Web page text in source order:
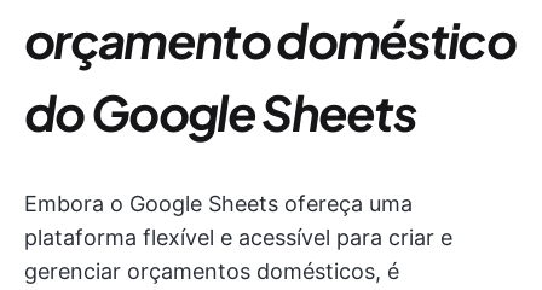
orçamento doméstico
do Google Sheets
Embora o Google Sheets ofereça uma
plataforma flexível e acessível para criar e
gerenciar orçamentos domésticos, é